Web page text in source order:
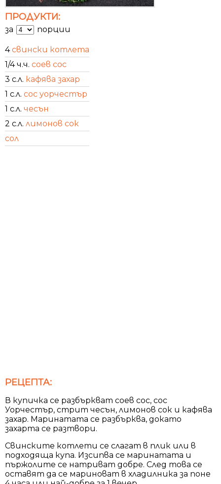
ПРОДУКТИ:
за порции
4свински котлета
1/4 ч.ч. соев сос
3 с.л. кафява захар
1 с.л. сос уорчестър
1 с.л. чесън
2 с.л. лимонов сок
сол
РЕЦЕПТА:
В купичка се разбъркват соев сос, сос
Уорчестър, стрит чесън, лимонов сок и кафява
захар. Маринатата се разбърква, докато
захарта се разтвори.
Свинските котлети се слагат в плик или в
подходяща купа. Изсипва се маринатата и
пържолите се натриват добре. След това се
оставят да се мариноват в хладилника за поне